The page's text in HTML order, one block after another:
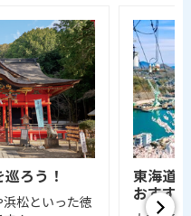
ろう！
松といった徳
東海道
おすす